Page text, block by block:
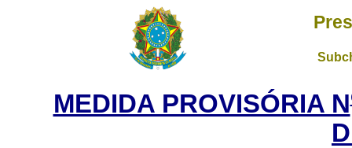
MEDIDA PROVISÓRIA N